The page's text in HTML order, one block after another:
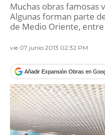
Muchas obras famosas
Algunas forman parte
de Medio Oriente,
vie 07 junio 2013 02:32 PM
Añadir Expansión Obras en